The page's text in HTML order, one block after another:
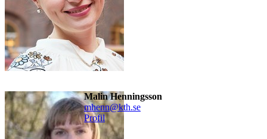
Malin Henningsson
mhenn@kth.se
Profil